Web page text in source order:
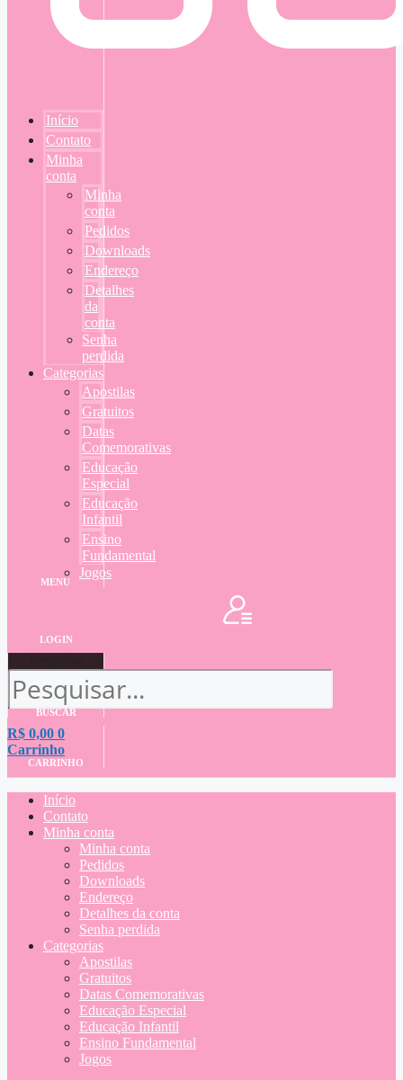
Início
Contato
Minha
conta
Minha
conta
Pedidos
Downloads
Endereço
Detalhes
da
conta
Senha
perdida
Categorias
Apostilas
Gratuitos
Datas
Comemorativas
Educação
Especial
Educação
Infantil
Ensino
Fundamental
Jogos
MENU
LOGIN
BUSCAR
R$ 0,00 0
Carrinho
CARRINHO
Início
Contato
Minha conta
Minha conta
Pedidos
Downloads
Endereço
Detalhes da conta
Senha perdida
Categorias
Apostilas
Gratuitos
Datas Comemorativas
Educação Especial
Educação Infantil
Ensino Fundamental
Jogos